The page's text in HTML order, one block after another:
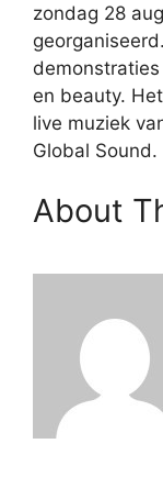
zondag 28
en beauty.
live muziek
Global Sound.
About